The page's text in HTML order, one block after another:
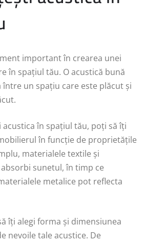
important în crearea unei
în spațiul tău. O acustică bună
un spațiu care este plăcut și
în spațiul tău, poți să îți
în funcție de proprietățile
materialele textile și
sunetul, în timp ce
metalice pot reflecta
îți alegi forma și dimensiunea
nevoile tale acustice. De